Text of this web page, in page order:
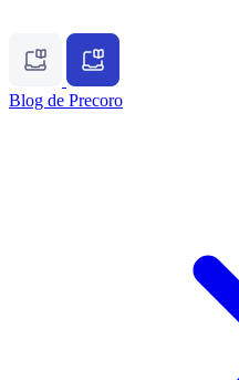
Blog de Precoro